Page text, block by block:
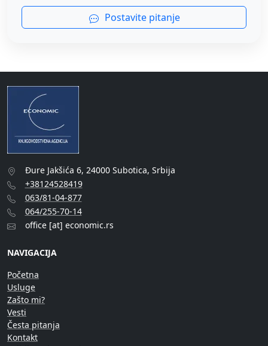
Postavite pitanje
Đure Jakšića 6, 24000 Subotica, Srbija
+38124528419
063/81-04-877
064/255-70-14
office [at] economic.rs
NAVIGACIJA
Početna
Usluge
Zašto mi?
Vesti
Česta pitanja
Kontakt